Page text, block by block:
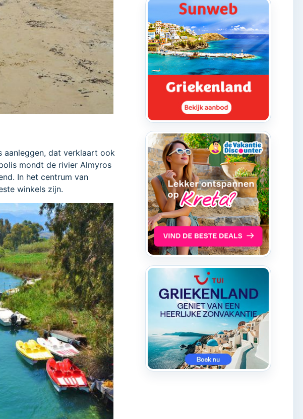
aanleggen, dat verklaart ook
mondt de rivier Almyros
In het centrum van
winkels zijn.